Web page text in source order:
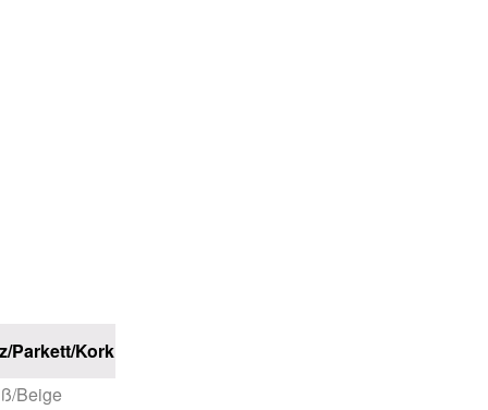
Parkett/Kork
Beige